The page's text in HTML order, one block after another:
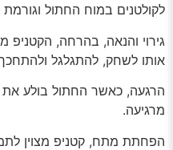
לקולטנים במוח החתול וגורמת
גירוי והנאה, בהרחה, הקטניפ
אותו לשחק, להתגלגל
הרגעה, כאשר החתול בולע את
מרגיעה.
הפחתת מתח, קטניפ מצוין